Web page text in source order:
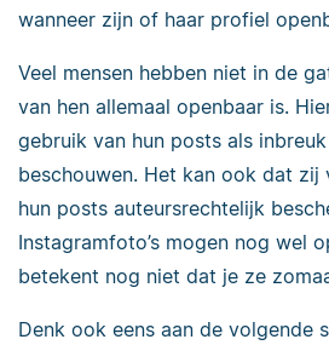
wanneer zijn of haar profiel
Veel mensen hebben niet in de
van hen allemaal openbaar is.
gebruik van hun posts als
beschouwen. Het kan ook dat zij
hun posts auteursrechtelijk
Instagramfoto’s mogen nog wel
betekent nog niet dat je ze
Denk ook eens aan de volgende